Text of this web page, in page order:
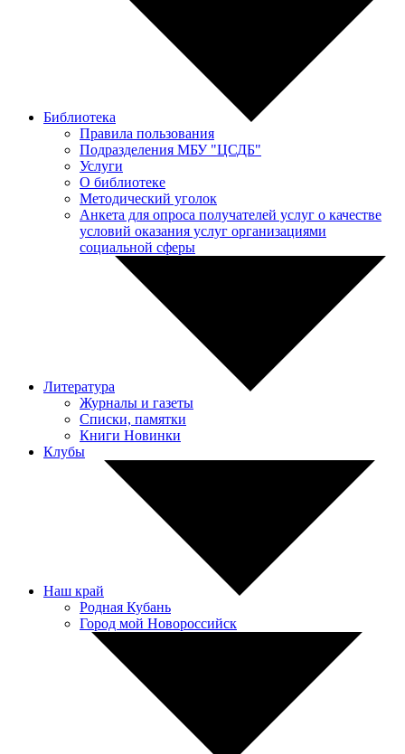
Библиотека
Правила пользования
Подразделения МБУ "ЦСДБ"
Услуги
О библиотеке
Методический уголок
Анкета для опроса получателей услуг о качестве
условий оказания услуг организациями
социальной сферы
Литература
Журналы и газеты
Списки, памятки
Книги Новинки
Клубы
Наш край
Родная Кубань
Город мой Новороссийск